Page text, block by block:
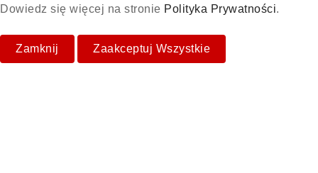
Dowiedz się więcej na stronie Polityka Prywatności.
Zamknij Zaakceptuj Wszystkie